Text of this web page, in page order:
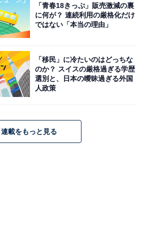
秘密組織・別班のエリート諜報員
ュエーションによって立場が変わ
さんはセリフの強弱や繊細なしぐ
年に早稲田大学演劇研究会を母体
現しました。大手芸能事務所に所
映画への出演も多くなり、NHK大
「青春18きっぷ」販売激減の裏
に何が？ 連続利用の厳格化だけ
ではない「本当の理由」
「移民」に冷たいのはどっちな
のか？ スイスの厳格過ぎる学歴
選別と、日本の曖昧過ぎる外国
人政策
連載をもっと見る